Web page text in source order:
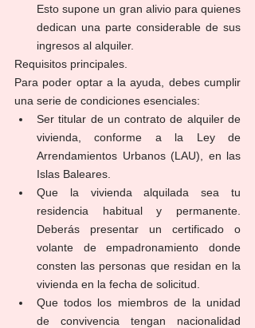
Esto supone un gran alivio para quienes
dedican una parte considerable de sus
ingresos al alquiler.
Requisitos principales.
Para poder optar a la ayuda, debes cumplir
una serie de condiciones esenciales:
Ser titular de un contrato de alquiler de
vivienda, conforme a la Ley de
Arrendamientos Urbanos (LAU), en las
Islas Baleares.
Que la vivienda alquilada sea tu
residencia habitual y permanente.
Deberás presentar un certificado o
volante de empadronamiento donde
consten las personas que residan en la
vivienda en la fecha de solicitud.
Que todos los miembros de la unidad
de convivencia tengan nacionalidad